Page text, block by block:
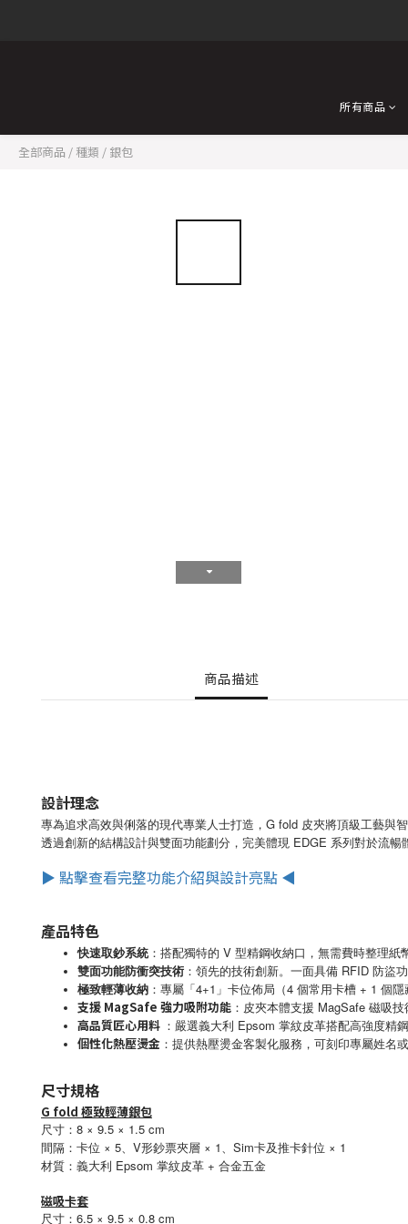
所有商品
全部商品 / 種類 / 銀包
商品描述
設計理念
專為追求高效與俐落的現代專業人士打造，G fold 皮夾將頂級工藝與智
透過創新的結構設計與雙面功能劃分，完美體現 EDGE 系列對於流暢
▶ 點擊查看完整功能介紹與設計亮點 ◀
產品特色
快速取鈔系統： 搭配獨特的 V 型精鋼收納口，無需費時整理紙
雙面功能防衝突技術 ： 領先的技術創新。一面具備 RFID 防盜
極致輕薄收納 ： 專屬「 4+1 」卡位佈局（4 個常用卡槽 + 1 個隱
支援 MagSafe 強力吸附功能 ：皮夾本體支援 MagSafe 磁吸技
高品質匠心用料 ： 嚴選義大利 Epsom 掌紋皮革搭配高強度精
個性化熱壓燙金 ： 提供熱壓燙金客製化服務，可刻印專屬姓名
尺寸規格
G fold 極致輕薄銀包
尺寸：8 × 9.5 × 1.5 cm
間隔：卡位 × 5、V形鈔票夾層 × 1、Sim卡及推卡針位 × 1
材質：義大利 Epsom 掌紋皮革 + 合金五金
磁吸卡套
尺寸：6.5 × 9.5 × 0.8 cm